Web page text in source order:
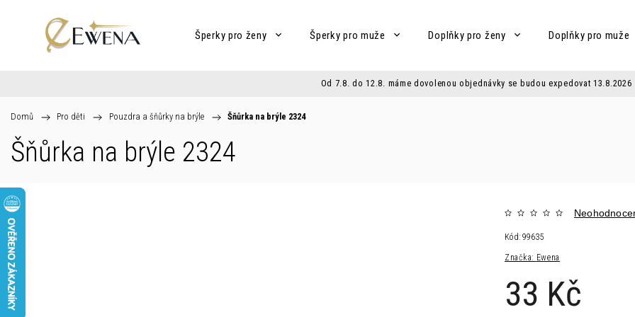
Šperky pro ženy Šperky pro muže Doplňky pro ženy Doplňky pro muže
Od 7.8. do 12.8. máme dovolenou objednávky se budou expedovat 13.8.2026
Domů / Pro děti / Pouzdra a šňůrky na brýle / Šňůrka na brýle 2324
Šňůrka na brýle 2324
Značka: Ewena
33 Kč
Kód: 99635